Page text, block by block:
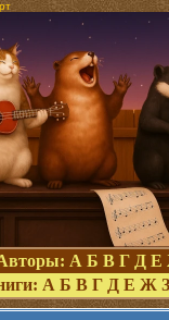
А Б В Г Д Е
А Б В Г Д Е Ж З